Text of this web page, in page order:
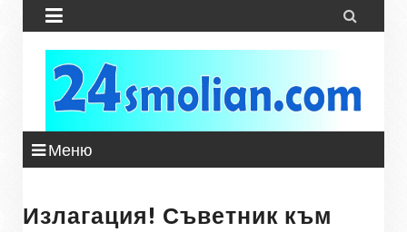
 
Меню
Излагация! Съветник към